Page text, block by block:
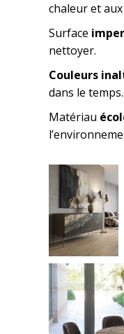
chaleur et
Surface
nettoyer.
Couleurs
dans le temps.
Matériau